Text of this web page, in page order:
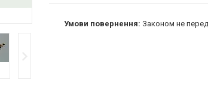
Законом не